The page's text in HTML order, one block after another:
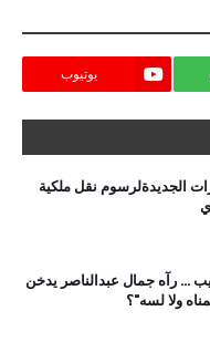
يوتيوب
الجديدةلرسوم نقل ملكية
... رآه جمال عبدالناصر يدخن
ولا لسه"؟